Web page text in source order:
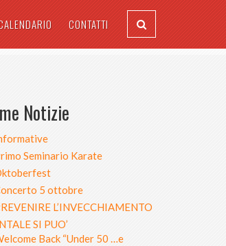
CONTATTI
Notizie
Seminario Karate
5 ottobre
L’INVECCHIAMENTO
SI PUO’
Back “Under 50 …e